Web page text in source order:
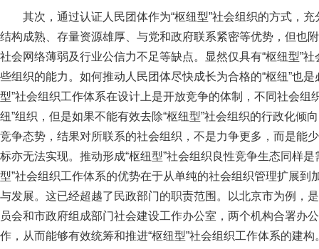
其次，通过认证人民团体作为“枢纽型”社会组织的方式，
结构成熟、存量资源雄厚、与党和政府联系紧密等优势，但也
社会网络薄弱及行业公信力不足等缺点。显然仅具有“枢纽型”
些组织的能力。如何推动人民团体尽快成长为合格的“枢纽”也
型”社会组织工作体系在设计上是开放竞争的体制，不同社会组
纽”组织，但是如果不能有效去除“枢纽型”社会组织的行政化倾
竞争态势，结果对所联系的社会组织，不是力争更多，而是能
标亦无法实现。推动形成“枢纽型”社会组织良性竞争生态同样
型”社会组织工作体系的优势在于从单纯的社会组织管理扩展到
与发展。这已经超越了民政部门的职责范围。以北京市为例，
员会和市政府组成部门社会建设工作办公室，两个机构合署办
作，从而能够有效统筹和推进“枢纽型”社会组织工作体系的建